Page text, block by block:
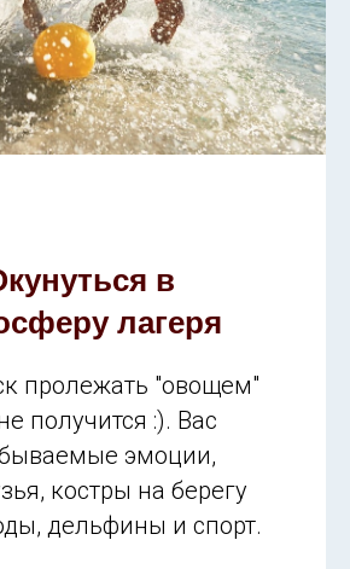
в
лагеря
пролежать "овощем"
получится :). Вас
эмоции,
костры на берегу
дельфины и спорт.